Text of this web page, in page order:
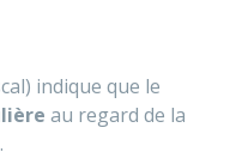
indique que le
au regard de la